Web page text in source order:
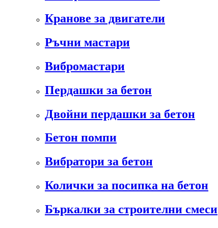
Кранове за двигатели
Ръчни мастари
Вибромастари
Пердашки за бетон
Двойни пердашки за бетон
Бетон помпи
Вибратори за бетон
Колички за посипка на бетон
Бъркалки за строителни смеси